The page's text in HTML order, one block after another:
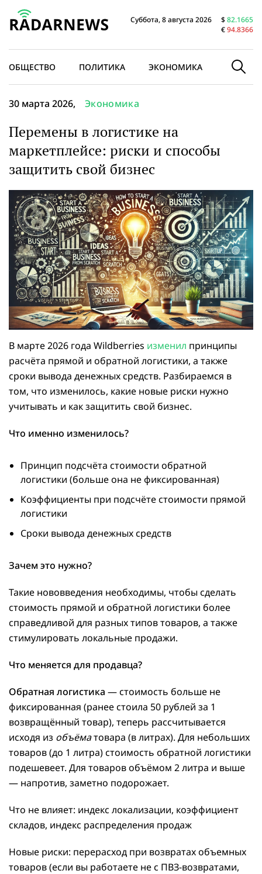
Суббота, 8 августа 2026 $82.1665
€94.8366
ОБЩЕСТВО ПОЛИТИКА ЭКОНОМИКА В МИРЕ
30 марта 2026, Экономика
Перемены в логистике на
маркетплейсе: риски и способы
защитить свой бизнес
В марте 2026 года Wildberries изменил принципы
расчёта прямой и обратной логистики, а также
сроки вывода денежных средств. Разбираемся в
том, что изменилось, какие новые риски нужно
учитывать и как защитить свой бизнес.
Что именно изменилось?
Принцип подсчёта стоимости обратной
логистики (больше она не фиксированная)
Коэффициенты при подсчёте стоимости прямой
логистики
Сроки вывода денежных средств
Зачем это нужно?
Такие нововведения необходимы, чтобы сделать
стоимость прямой и обратной логистики более
справедливой для разных типов товаров, а также
стимулировать локальные продажи.
Что меняется для продавца?
Обратная логистика — стоимость больше не
фиксированная (ранее стоила 50 рублей за 1
возвращённый товар), теперь рассчитывается
исходя из объёматовара (в литрах). Для небольших
товаров (до 1 литра) стоимость обратной логистики
подешевеет. Для товаров объёмом 2 литра и выше
— напротив, заметно подорожает.
Что не влияет: индекс локализации, коэффициент
складов, индекс распределения продаж
Новые риски: перерасход при возвратах объемных
товаров (если вы работаете не с ПВЗ-возвратами,